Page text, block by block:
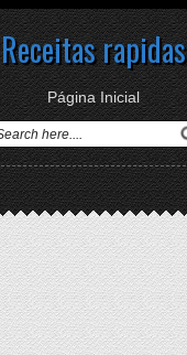
Receitas rapidas
Página Inicial